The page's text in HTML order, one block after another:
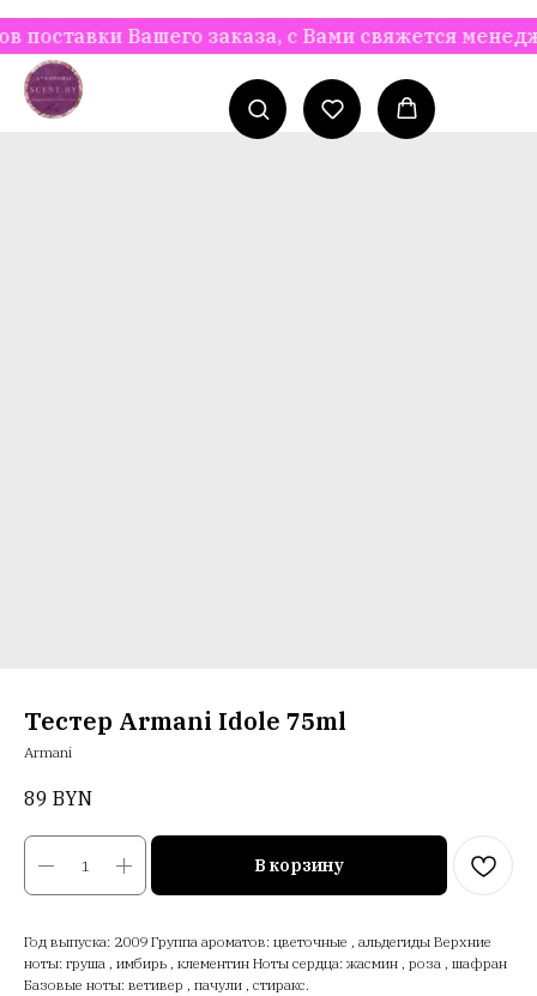
Вашего заказа, с Вами свяжется
Тестер Armani Idole 75ml
Armani
89 BYN
В корзину
Год выпуска: 2009 Группа ароматов: цветочные , альдегиды Верхние
ноты: груша , имбирь , клементин Ноты сердца: жасмин , роза , шафран
Базовые ноты: ветивер , пачули , стиракс.